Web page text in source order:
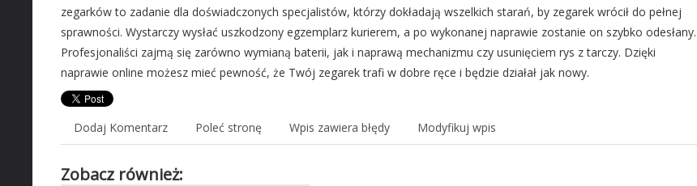
zegarków to zadanie dla doświadczonych specjalistów, którzy dokładają wszelkich starań, by zegarek wrócił do pełnej
sprawności. Wystarczy wysłać uszkodzony egzemplarz kurierem, a po wykonanej naprawie zostanie on szybko odesłany.
Profesjonaliści zajmą się zarówno wymianą baterii, jak i naprawą mechanizmu czy usunięciem rys z tarczy. Dzięki
naprawie online możesz mieć pewność, że Twój zegarek trafi w dobre ręce i będzie działał jak nowy.
Dodaj Komentarz Poleć stronę Wpis zawiera błędy Modyfikuj wpis
Zobacz również: